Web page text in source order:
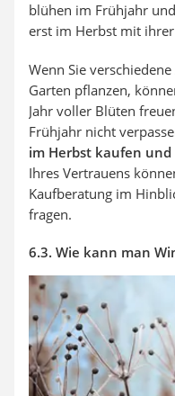
blühen im Frühjahr
erst im Herbst mit
Wenn Sie
Garten pflanzen,
Jahr voller Blüten
Frühjahr nicht
im Herbst kaufen
Ihres Vertrauens
Kaufberatung im
fragen.
6.3. Wie kann man